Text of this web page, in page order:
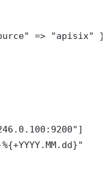
=> "apisix" }